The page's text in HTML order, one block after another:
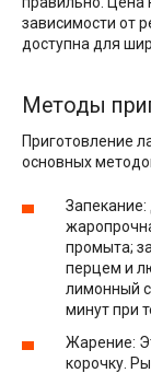
зависимости от
доступна для
Методы
Приготовление
основных
промыта;
перцем и
лимонный
минут при
Жарение:
корочку.